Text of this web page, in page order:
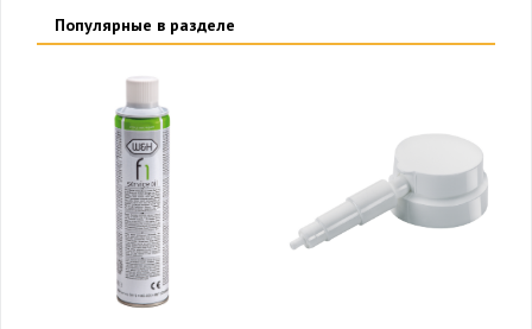
Популярные в разделе